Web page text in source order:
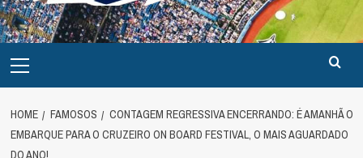
Menu
HOME FAMOSOS
CONTAGEM REGRESSIVA ENCERRANDO: É AMANHÃ O
EMBARQUE PARA O CRUZEIRO ON BOARD FESTIVAL, O MAIS AGUARDADO
DO ANO!